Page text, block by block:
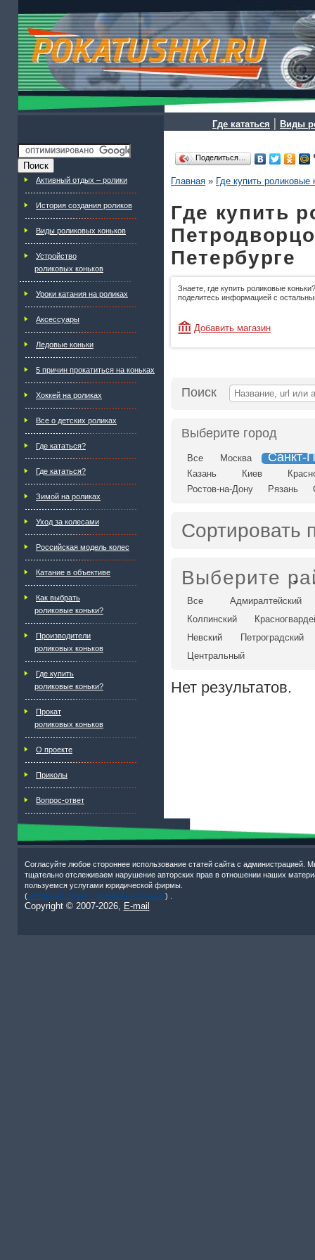
Где кататься | Виды
Активный отдых – ролики
История создания роликов
Виды роликовых коньков
Устройство
роликовых коньков
Уроки катания на роликах
Аксессуары
Ледовые коньки
5 причин прокатиться на коньках
Хоккей на роликах
Все о детских роликах
Где кататься?
Где кататься?
Зимой на роликах
Уход за колесами
Российская модель колес
Катание в объективе
Как выбрать
роликовые коньки?
Производители
роликовых коньков
Где купить
роликовые коньки?
Прокат
роликовых коньков
О проекте
Приколы
Вопрос-ответ
Поделиться…
Главная » Где купить роликовые
Где купить
Петербурге
Знаете, где купить роликовые
поделитесь информацией с
Добавить магазин
Поиск
Выберите город
Все Москва Санкт-
Казань Киев
Ростов-на-Дону
Рязань
Сортировать
Выберите
Все
Адмиралтейский
Колпинский
Невский
Петроградский
Центральный
Нет результатов.
Согласуйте любое стороннее использование статей сайта с администрацией.
тщательно отслеживаем нарушение авторских прав в отношении наших
пользуемся услугами юридической фирмы.
(Активный отдых – роликовые коньки! ) .
Copyright © 2007-2026, E-mail